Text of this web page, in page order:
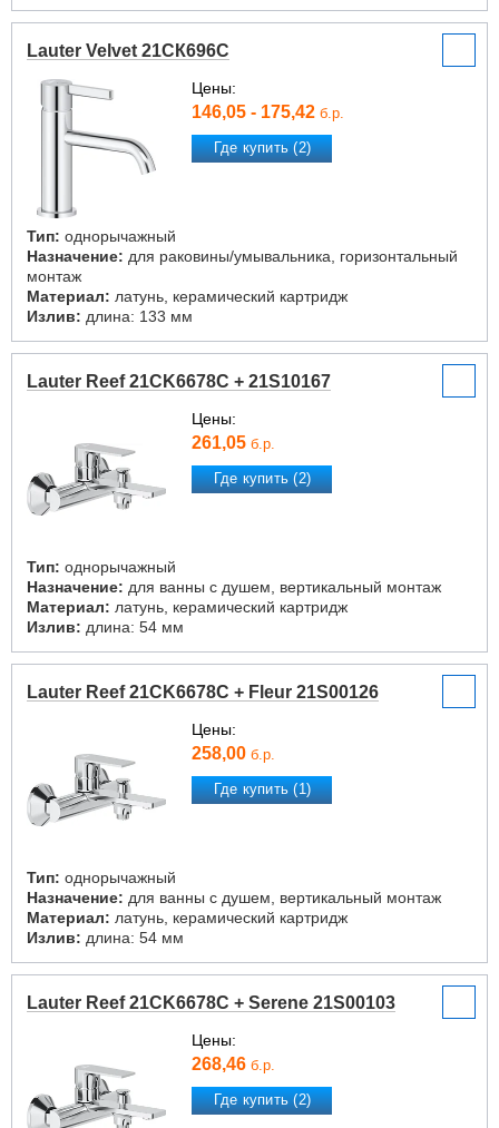
Lauter Velvet 21СК696С
Цены:
146,05 - 175,42 б.р.
Где купить (2)
Тип: однорычажный
Назначение: для раковины/умывальника, горизонтальный
монтаж
Материал: латунь, керамический картридж
Излив: длина: 133 мм
Lauter Reef 21CK6678C + 21S10167
Цены:
261,05 б.р.
Где купить (2)
Тип: однорычажный
Назначение: для ванны с душем, вертикальный монтаж
Материал: латунь, керамический картридж
Излив: длина: 54 мм
Lauter Reef 21CK6678C + Fleur 21S00126
Цены:
258,00 б.р.
Где купить (1)
Тип: однорычажный
Назначение: для ванны с душем, вертикальный монтаж
Материал: латунь, керамический картридж
Излив: длина: 54 мм
Lauter Reef 21CK6678C + Serene 21S00103
Цены:
268,46 б.р.
Где купить (2)